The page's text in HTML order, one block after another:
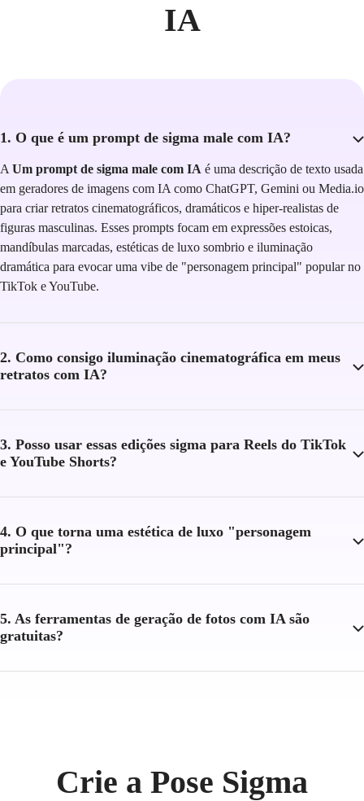
IA
1. O que é um prompt de sigma male com IA?
A Um prompt de sigma male com IA é uma descrição de texto usada
em geradores de imagens com IA como ChatGPT, Gemini ou Media.io
para criar retratos cinematográficos, dramáticos e hiper-realistas de
figuras masculinas. Esses prompts focam em expressões estoicas,
mandíbulas marcadas, estéticas de luxo sombrio e iluminação
dramática para evocar uma vibe de "personagem principal" popular no
TikTok e YouTube.
2. Como consigo iluminação cinematográfica em meus
retratos com IA?
3. Posso usar essas edições sigma para Reels do TikTok
e YouTube Shorts?
4. O que torna uma estética de luxo "personagem
principal"?
5. As ferramentas de geração de fotos com IA são
gratuitas?
Crie a Pose Sigma